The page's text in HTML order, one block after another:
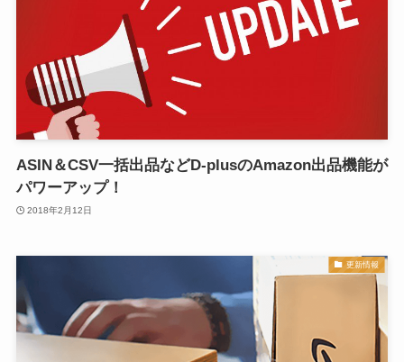
ASIN＆CSV一括出品などD-plusのAmazon出品機能が
パワーアップ！
2018年2月12日
更新情報